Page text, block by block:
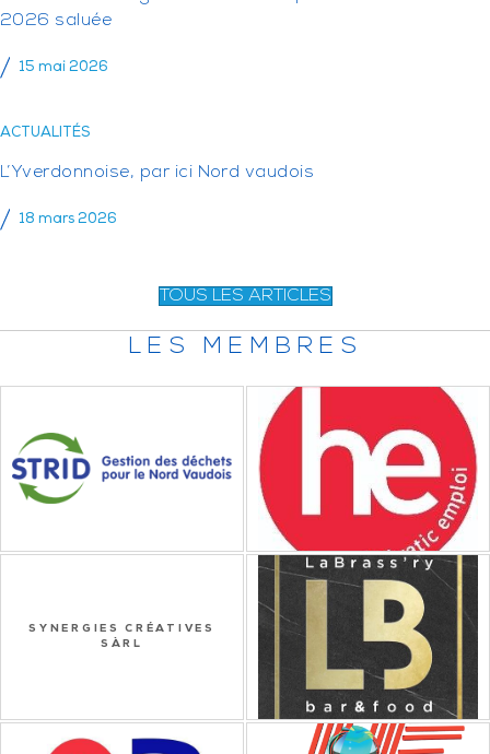
2026 saluée
15 mai 2026
ACTUALITÉS
L’Yverdonnoise, par ici Nord vaudois
18 mars 2026
TOUS LES ARTICLES
LES MEMBRES
SYNERGIES CRÉATIVES
SÀRL